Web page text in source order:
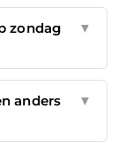
zondag
▼
anders
▼